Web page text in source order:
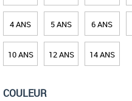
4 ANS 5 ANS 6 ANS
10 ANS 12 ANS 14 ANS
COULEUR